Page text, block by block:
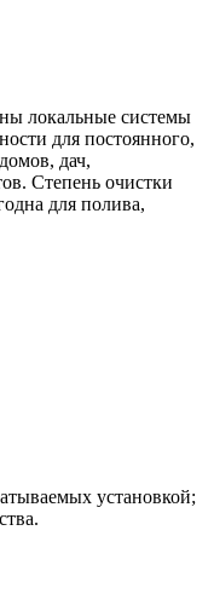
локальные системы
для постоянного,
дач,
Степень очистки
для полива,
установкой;